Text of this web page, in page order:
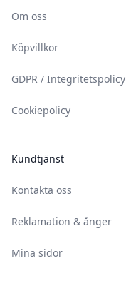
Om oss
Köpvillkor
GDPR / Integritetspolicy
Cookiepolicy
Kundtjänst
Kontakta oss
Reklamation & ånger
Mina sidor